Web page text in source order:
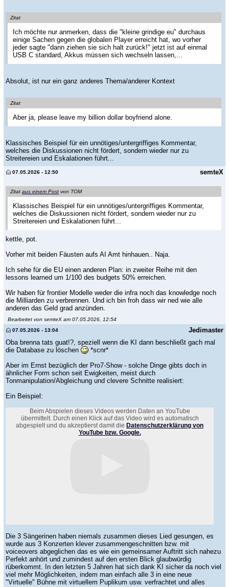
Zitat
Ich möchte nur anmerken, dass die "kleine grindige eu" durchaus
einige Sachen gegen die globalen Player erreicht hat, wo vorher
jeder sagte "dann ziehen sie sich halt zurück!" jetzt ist auf einmal
USB C standard, Akkus müssen sich wechseln lassen,...
Absolut, ist nur ein ganz anderes Thema/anderer Kontext
Zitat
Aber ja, please leave my billion dollar boyfriend alone.
Klassisches Beispiel für ein unnötiges/untergriffiges Kommentar,
welches die Diskussionen nicht fördert, sondern wieder nur zu
Streitereien und Eskalationen führt...
semteX
07.05.2026 - 12:50
Zitat aus einem Post von TOM
Klassisches Beispiel für ein unnötiges/untergriffiges Kommentar,
welches die Diskussionen nicht fördert, sondern wieder nur zu
Streitereien und Eskalationen führt...
kettle, pot.
Vorher mit beiden Fäusten aufs AI Amt hinhauen.. Naja.
Ich sehe für die EU einen anderen Plan: in zweiter Reihe mit den
lessons learned um 1/100 des budgets 50% erreichen.
Wir haben für frontier Modelle weder die infra noch das knowledge noch
die Milliarden zu verbrennen. Und ich bin froh dass wir ned wie alle
anderen das Geld grad anzünden.
Bearbeitet von semteX am 07.05.2026, 12:54
Jedimaster
07.05.2026 - 13:04
Oba brenna tats guat!?, speziell wenn die KI dann beschließt gach mal
die Database zu löschen
*scnr*
Aber im Ernst bezüglich der Pro7-Show - solche Dinge gibts doch in
ähnlicher Form schon seit Ewigkeiten, meist durch
Tonmanipulation/Abgleichung und clevere Schnitte realisiert:
Ein Beispiel:
Beim Abspielen dieses Videos werden Daten an YouTube
übermittelt. Durch einen Klick auf das Video wird es automatisch
abgespielt und du akzeptierst damit die Datenschutzerklärung von
YouTube bzw. Google.
Die 3 Sängerinen haben niemals zusammen dieses Lied gesungen, es
wurde aus 3 Konzerten klever zusammengeschnitten bzw. mit
voiceovers abgeglichen das es wie ein gemeinsamer Auftritt sich nahezu
Perfekt anhört und zumindest auf den ersten Blick glaubwürdig
rüberkommt. In den letzten 5 Jahren hat sich dank KI sicher da noch viel
viel mehr Möglichkeiten, indem man einfach alle 3 in eine neue
"Virtuelle" Bühne mit virtuellem Puplikum usw. verfrachtet und alles